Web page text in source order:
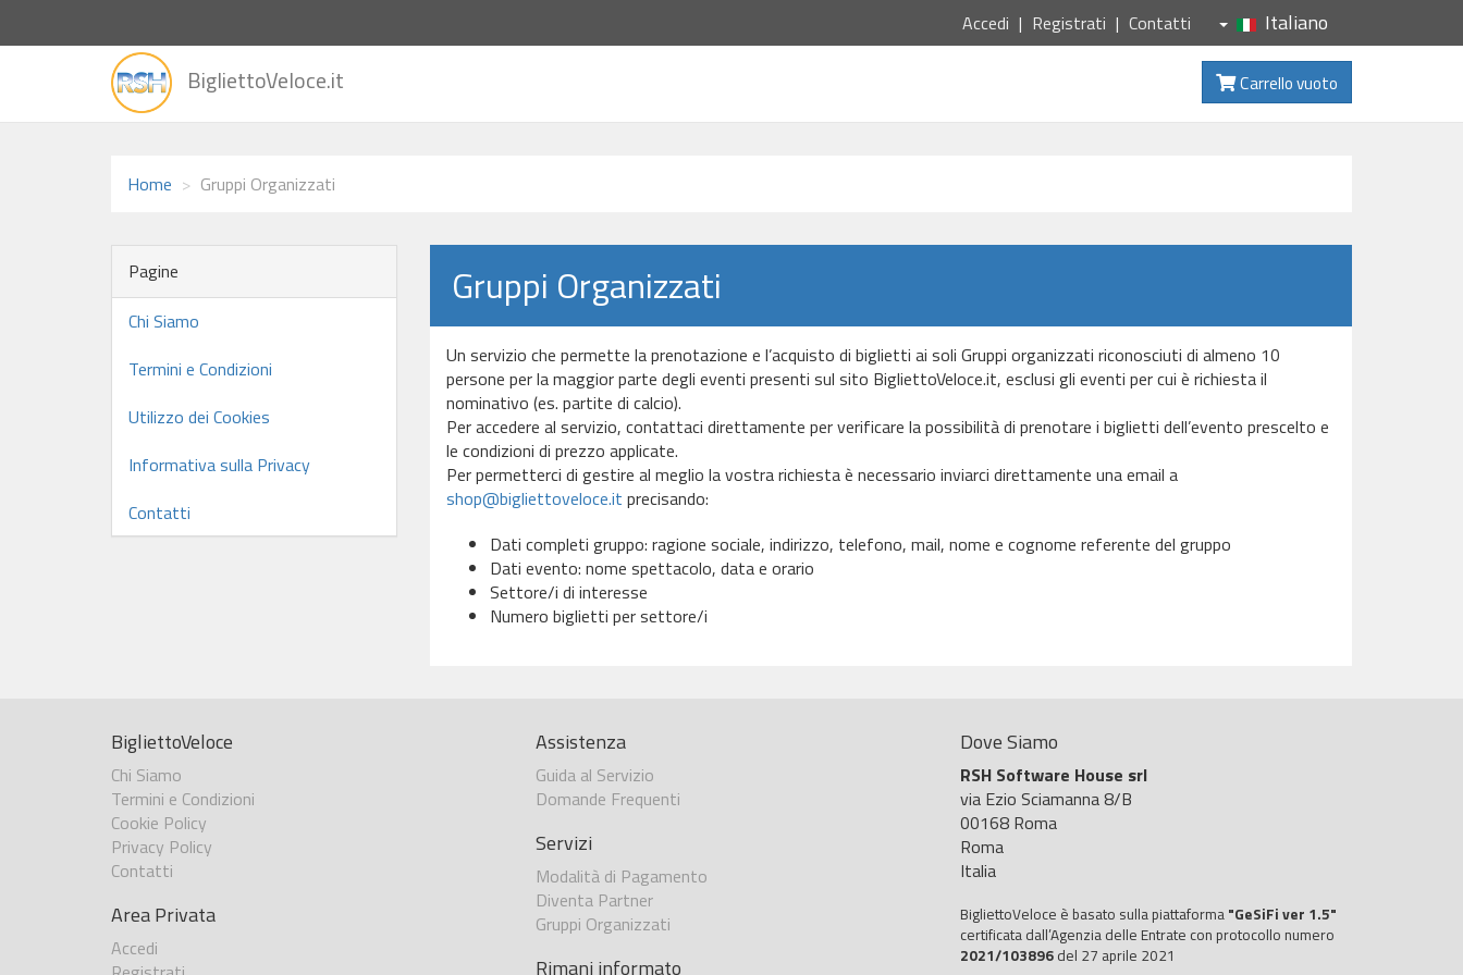
Accedi Registrati Contatti Italiano
alla
BigliettoVeloce.it Carrello vuoto
Home Gruppi Organizzati
Pagine
Chi Siamo
Termini e Condizioni
Utilizzo dei Cookies
Informativa sulla Privacy
Contatti
Gruppi Organizzati
Un servizio che permette la prenotazione e l’acquisto di biglietti ai soli Gruppi organizzati riconosciuti di almeno 10
persone per la maggior parte degli eventi presenti sul sito BigliettoVeloce.it, esclusi gli eventi per cui è richiesta il
nominativo (es. partite di calcio).
Per accedere al servizio, contattaci direttamente per verificare la possibilità di prenotare i biglietti dell’evento prescelto e
le condizioni di prezzo applicate.
Per permetterci di gestire al meglio la vostra richiesta è necessario inviarci direttamente una email a
shop@bigliettoveloce.it precisando:
Dati completi gruppo: ragione sociale, indirizzo, telefono, mail, nome e cognome referente del gruppo
Dati evento: nome spettacolo, data e orario
Settore/i di interesse
Numero biglietti per settore/i
BigliettoVeloce
Chi Siamo
Termini e Condizioni
Cookie Policy
Privacy Policy
Contatti
Area Privata
Accedi
Assistenza
Guida al Servizio
Domande Frequenti
Servizi
Modalità di Pagamento
Diventa Partner
Gruppi Organizzati
Rimani informato
Dove Siamo
RSH Software House srl
via Ezio Sciamanna 8/B
00168 Roma
Roma
Italia
BigliettoVeloce è basato sulla piattaforma "GeSiFi ver 1.5"
certificata dall’Agenzia delle Entrate con protocollo numero
2021/103896 del 27 aprile 2021